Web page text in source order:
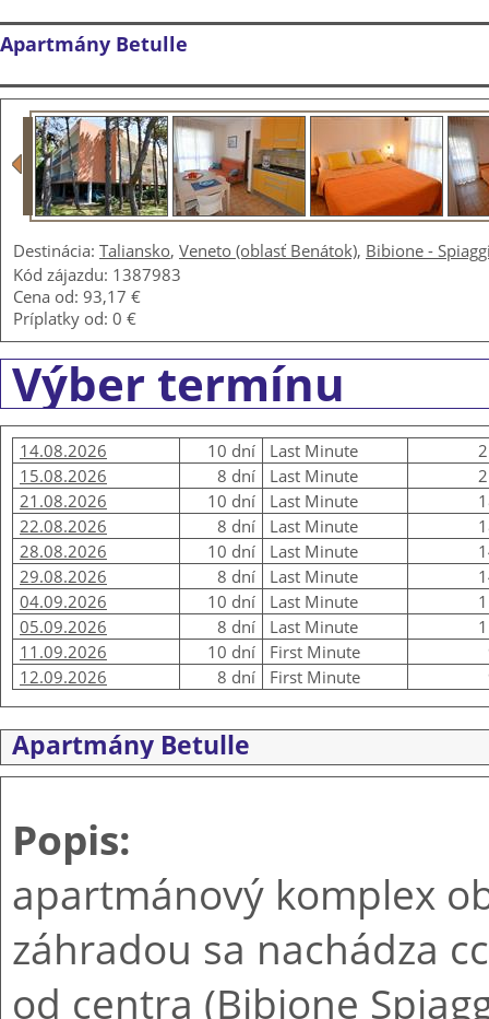
Apartmány Betulle
Destinácia: Taliansko, Veneto (oblasť Benátok), Bibione -
Kód zájazdu: 1387983
Cena od: 93,17 €
Príplatky od: 0 €
Výber termínu
14.08.2026 10 dní Last Minute
15.08.2026
8 dní Last Minute
21.08.2026
10 dní Last Minute
22.08.2026
8 dní Last Minute
28.08.2026
10 dní Last Minute
29.08.2026
8 dní Last Minute
04.09.2026
10 dní Last Minute
05.09.2026
8 dní Last Minute
11.09.2026
10 dní First Minute
12.09.2026
8 dní First Minute
Apartmány Betulle
Popis:
apartmánový komplex
záhradou sa nachádza
od centra (Bibione